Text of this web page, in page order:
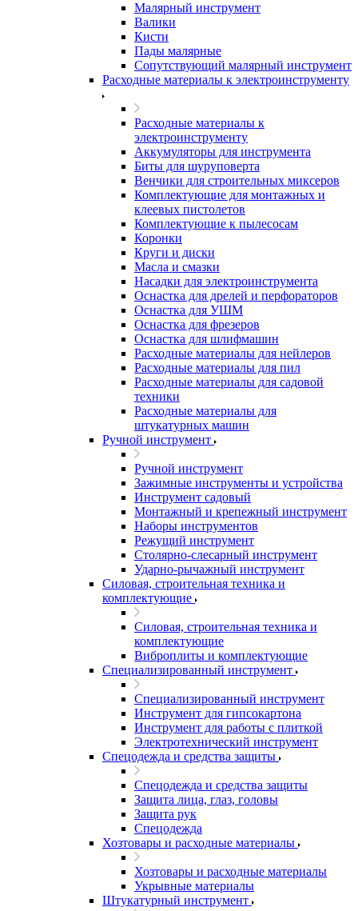
Малярный инструмент
Валики
Кисти
Пады малярные
Сопутствующий малярный инструмент
Расходные материалы к электроинструменту
Расходные материалы к
электроинструменту
Аккумуляторы для инструмента
Биты для шуруповерта
Венчики для строительных миксеров
Комплектующие для монтажных и
клеевых пистолетов
Комплектующие к пылесосам
Коронки
Круги и диски
Масла и смазки
Насадки для электроинструмента
Оснастка для дрелей и перфораторов
Оснастка для УШМ
Оснастка для фрезеров
Оснастка для шлифмашин
Расходные материалы для нейлеров
Расходные материалы для пил
Расходные материалы для садовой
техники
Расходные материалы для
штукатурных машин
Ручной инструмент
Ручной инструмент
Зажимные инструменты и устройства
Инструмент садовый
Монтажный и крепежный инструмент
Наборы инструментов
Режущий инструмент
Столярно-слесарный инструмент
Ударно-рычажный инструмент
Силовая, строительная техника и
комплектующие
Силовая, строительная техника и
комплектующие
Виброплиты и комплектующие
Специализированный инструмент
Специализированный инструмент
Инструмент для гипсокартона
Инструмент для работы с плиткой
Электротехнический инструмент
Спецодежда и средства защиты
Спецодежда и средства защиты
Защита лица, глаз, головы
Защита рук
Спецодежда
Хозтовары и расходные материалы
Хозтовары и расходные материалы
Укрывные материалы
Штукатурный инструмент